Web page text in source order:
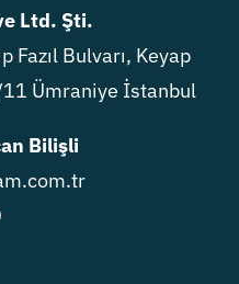
Ltd. Şti.
Fazıl Bulvarı, Keyap
Ümraniye İstanbul
Bilişli